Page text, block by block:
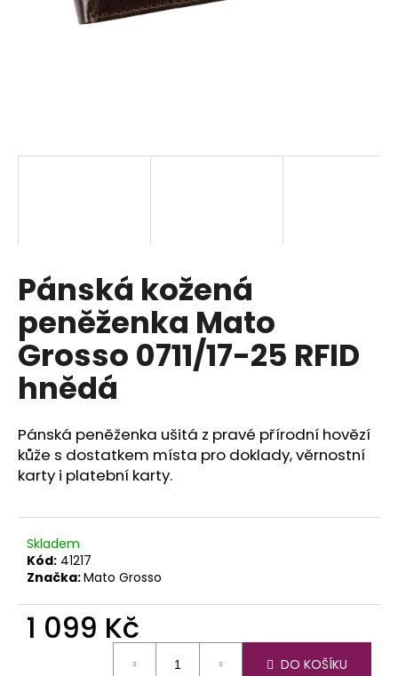
Pánská kožená
peněženka Mato
Grosso 0711/17-25 RFID
hnědá
Pánská peněženka ušitá z pravé přírodní hovězí
kůže s dostatkem místa pro doklady, věrnostní
karty i platební karty.
Skladem
Kód: 41217
Značka:Mato Grosso
1 099 Kč
DO KOŠÍKU
D
o
p
o
r
u
č
j
e
m